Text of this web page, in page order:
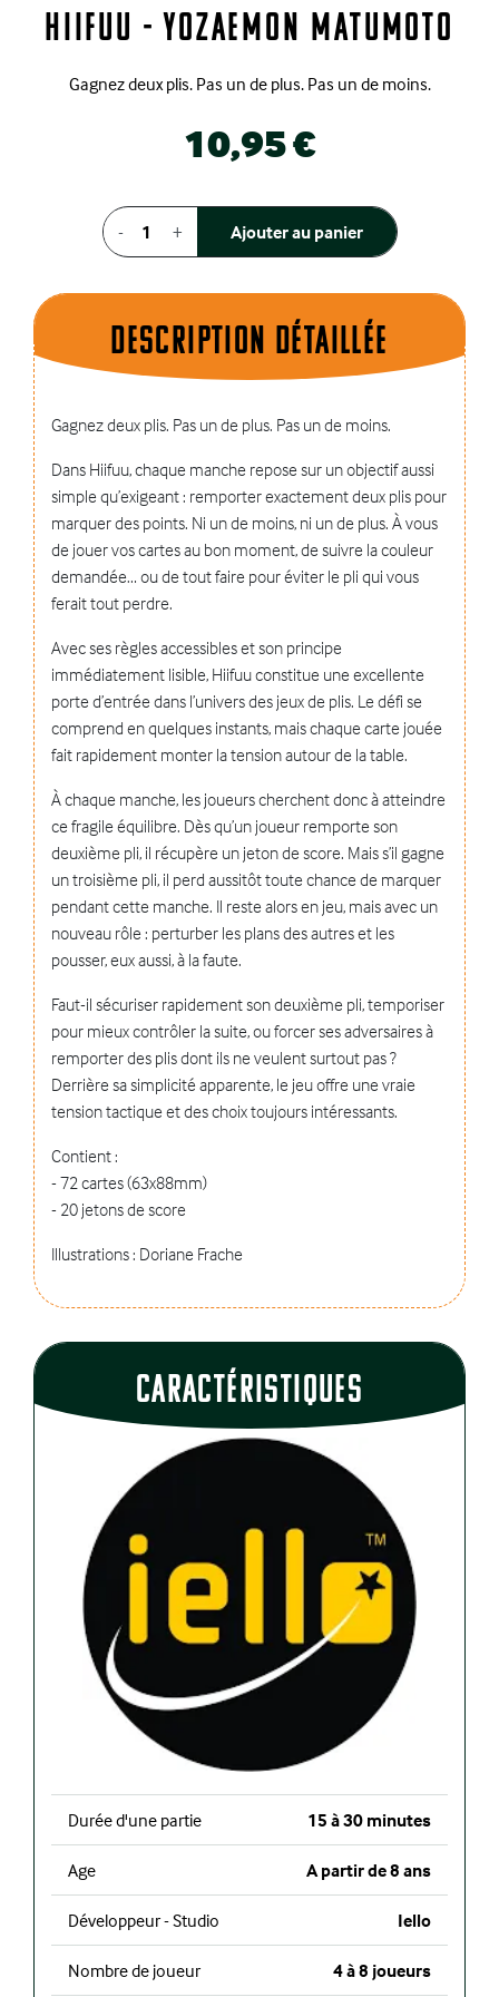
Hiifuu - Yozaemon Matumoto
Gagnez deux plis. Pas un de plus. Pas un de moins.
10,95 €
- + Ajouter au panier
Description dÉtaillÉe
Gagnez deux plis. Pas un de plus. Pas un de moins.
Dans Hiifuu, chaque manche repose sur un objectif aussi
simple qu’exigeant : remporter exactement deux plis pour
marquer des points. Ni un de moins, ni un de plus. À vous
de jouer vos cartes au bon moment, de suivre la couleur
demandée… ou de tout faire pour éviter le pli qui vous
ferait tout perdre.
Avec ses règles accessibles et son principe
immédiatement lisible, Hiifuu constitue une excellente
porte d’entrée dans l’univers des jeux de plis. Le défi se
comprend en quelques instants, mais chaque carte jouée
fait rapidement monter la tension autour de la table.
À chaque manche, les joueurs cherchent donc à atteindre
ce fragile équilibre. Dès qu’un joueur remporte son
deuxième pli, il récupère un jeton de score. Mais s’il gagne
un troisième pli, il perd aussitôt toute chance de marquer
pendant cette manche. Il reste alors en jeu, mais avec un
nouveau rôle : perturber les plans des autres et les
pousser, eux aussi, à la faute.
Faut-il sécuriser rapidement son deuxième pli, temporiser
pour mieux contrôler la suite, ou forcer ses adversaires à
remporter des plis dont ils ne veulent surtout pas ?
Derrière sa simplicité apparente, le jeu offre une vraie
tension tactique et des choix toujours intéressants.
Contient :
- 72 cartes (63x88mm)
- 20 jetons de score
Illustrations : Doriane Frache
CaractÉristiques
Durée d'une partie 15 à 30 minutes
Age A partir de 8 ans
Développeur - Studio Iello
Nombre de joueur 4 à 8 joueurs